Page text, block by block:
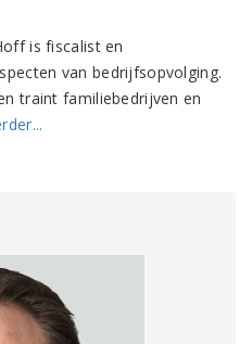
is fiscalist en
van bedrijfsopvolging.
traint familiebedrijven en